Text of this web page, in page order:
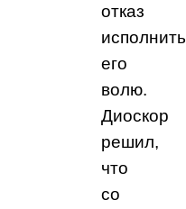
отказ
исполнить
его
волю.
Диоскор
решил,
что
со